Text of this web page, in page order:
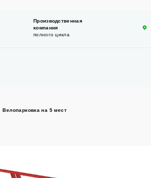
Производственная
компания
полного цикла
Велопарковка на 5 мест